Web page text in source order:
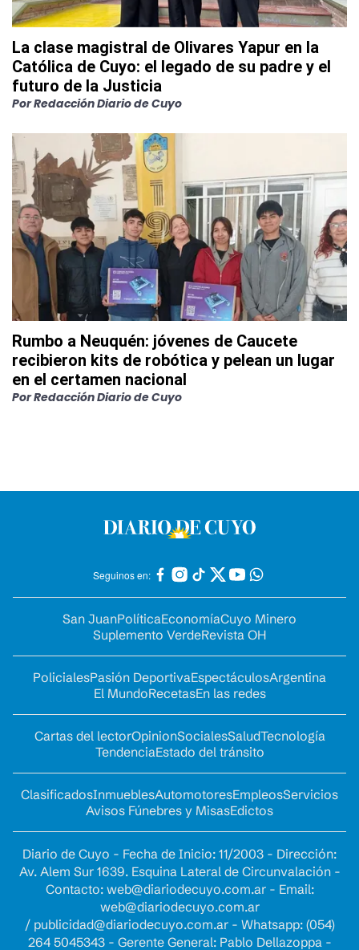
La clase magistral de Olivares Yapur en la
Católica de Cuyo: el legado de su padre y el
futuro de la Justicia
PorRedacción Diario de Cuyo
Rumbo a Neuquén: jóvenes de Caucete
recibieron kits de robótica y pelean un lugar
en el certamen nacional
PorRedacción Diario de Cuyo
Seguinos en:
San JuanPolíticaEconomíaCuyo Minero
Suplemento VerdeRevista OH
PolicialesPasión DeportivaEspectáculosArgentina
El MundoRecetasEn las redes
Cartas del lectorOpinionSocialesSaludTecnología
TendenciaEstado del tránsito
ClasificadosInmueblesAutomotoresEmpleosServicios
Avisos Fúnebres y MisasEdictos
Diario de Cuyo - Fecha de Inicio: 11/2003 - Dirección:
Av. Alem Sur 1639. Esquina Lateral de Circunvalación -
Contacto: web@diariodecuyo.com.ar- Email:
web@diariodecuyo.com.ar
/ publicidad@diariodecuyo.com.ar- Whatsapp: (054)
264 5045343 - Gerente General: Pablo Dellazoppa -